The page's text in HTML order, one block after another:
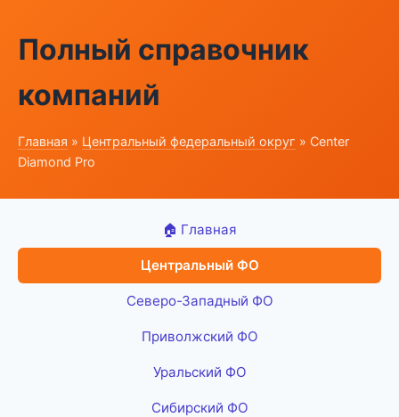
Полный справочник
компаний
Главная » Центральный федеральный округ » Center
Diamond Pro
🏠 Главная
Центральный ФО
Северо-Западный ФО
Приволжский ФО
Уральский ФО
Сибирский ФО